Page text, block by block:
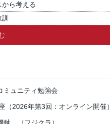
ら考える
ミュニティ勉強会
（2026年第3回：オンライン開催）